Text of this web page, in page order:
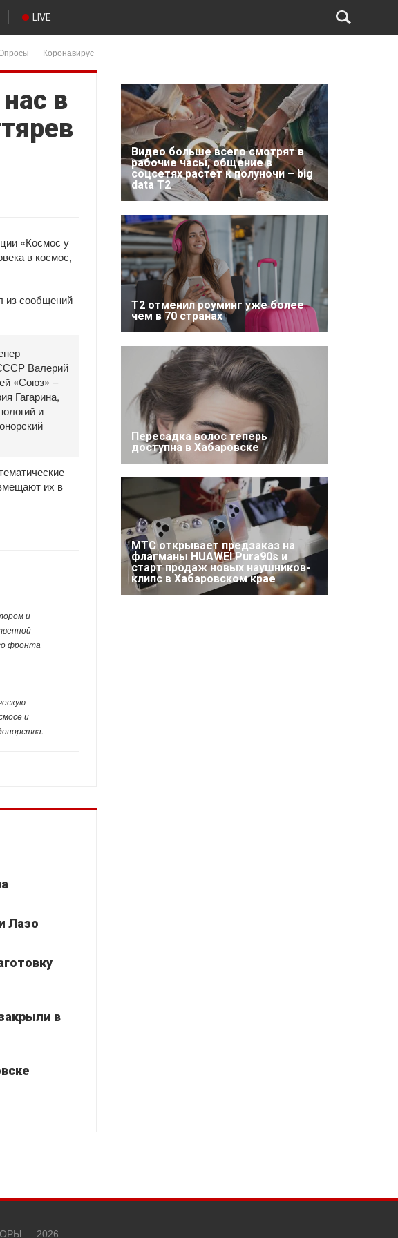
LIVE
Коронавирус
в
«Космос у
в космос,
из сообщений
Валерий
«Союз» –
Гагарина,
и
их в
и
фронта
и
Лазо
в
Видео больше всего смотрят в
рабочие часы, общение в
соцсетях растет к полуночи – big
data T2
Т2 отменил роуминг уже более
чем в 70 странах
Пересадка волос теперь
доступна в Хабаровске
МТС открывает предзаказ на
флагманы HUAWEI Pura90s и
старт продаж новых наушников-
клипс в Хабаровском крае
— 2026